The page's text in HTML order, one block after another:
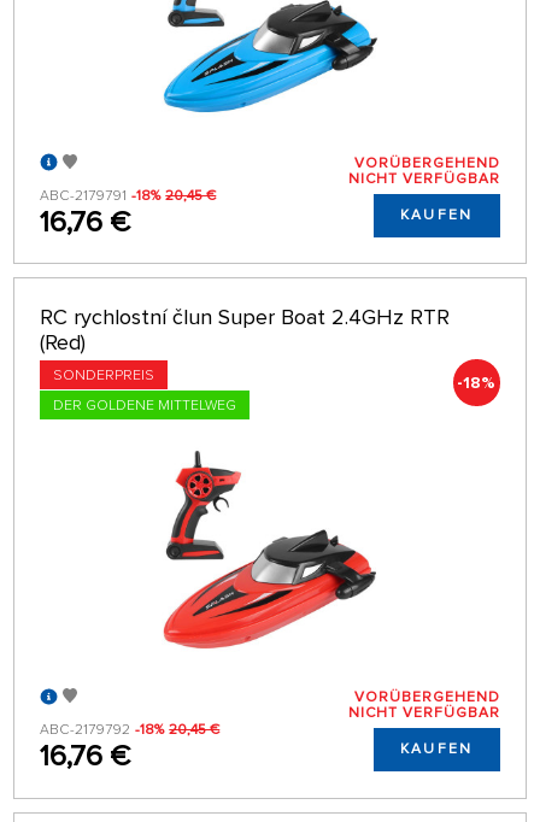
ABC-2179791 -18% 20,45 €
16,76 €
VORÜBERGEHEND
NICHT VERFÜGBAR
KAUFEN
RC rychlostní člun Super Boat 2.4GHz RTR
(Red)
SONDERPREIS
DER GOLDENE MITTELWEG
-18%
ABC-2179792 -18% 20,45 €
16,76 €
VORÜBERGEHEND
NICHT VERFÜGBAR
KAUFEN